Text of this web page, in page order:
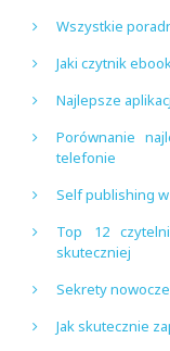
Wszystkie
Jaki czytnik
Najlepsze
Porównanie
telefonie
Self publishing
Top 12
skuteczniej
Sekrety
Jak skutecznie